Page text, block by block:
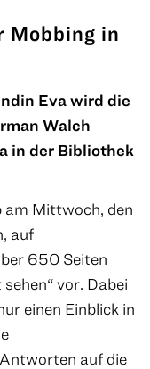
Mobbing in
Eva wird die
Walch
in der Bibliothek
am Mittwoch, den
auf
650 Seiten
vor. Dabei
einen Einblick in
auf die